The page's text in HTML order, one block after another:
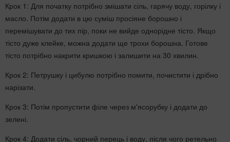
Крок 1: Для початку потрібно змішати сіль, гарячу воду, горілку і
масло. Потім додати в цю суміш просіяне борошно і
перемішувати до тих пір, поки не вийде однорідне тісто. Якщо
тісто дуже клейке, можна додати ще трохи борошна. Готове
тісто потрібно накрити кришкою і залишити на 30 хвилин.
Крок 2: Петрушку і цибулю потрібно помити, почистити і дрібно
нарізати.
Крок 3: Потім пропустити філе через м'ясорубку і додати до
зелені.
Крок 4: Додати сіль, чорний перець і воду, після чого ретельно